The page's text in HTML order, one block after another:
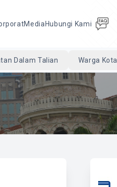
Media Hubungi Kami
Cari
Dalam Talian Warga Kota